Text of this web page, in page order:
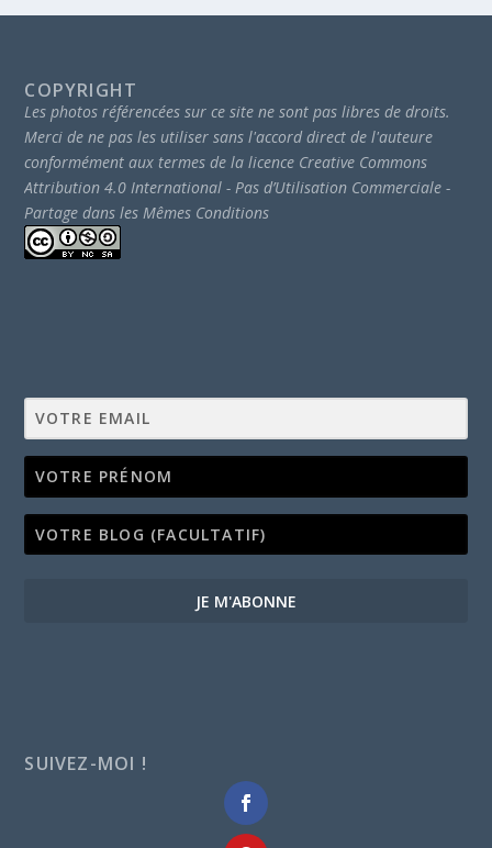
COPYRIGHT
Les photos référencées sur ce site ne sont pas libres de droits.
Merci de ne pas les utiliser sans l'accord direct de l'auteure
conformément aux termes de la licence Creative Commons
Attribution 4.0 International - Pas d’Utilisation Commerciale -
Partage dans les Mêmes Conditions
JE M'ABONNE
SUIVEZ-MOI !